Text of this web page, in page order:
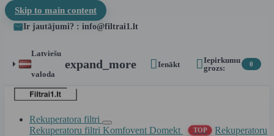
Skip to main content
Ir jautājumi? : info@filtrai1.lt
Latviešu
valoda
expand_more Ienākt Iepirkumu
grozs:
0
Rekuperatora filtri
Rekuperatoru filtri Komfovent Domekt
TOP
Rekuperatoru